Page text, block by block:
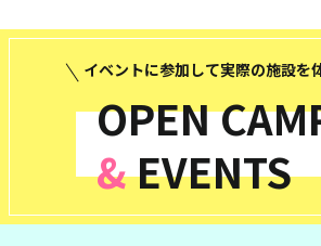
OPEN
&EVENTS
イベントに参加して実際の施設を